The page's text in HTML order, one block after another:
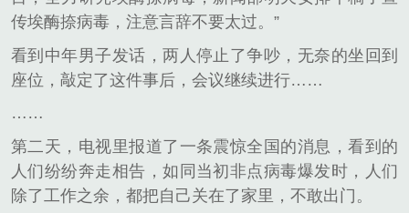
传埃酶捺病毒，注意言辞不要太过。”
看到中年男子发话，两人停止了争吵，无奈的坐回到
座位，敲定了这件事后，会议继续进行……
……
第二天，电视里报道了一条震惊全国的消息，看到的
人们纷纷奔走相告，如同当初非点病毒爆发时，人们
除了工作之余，都把自己关在了家里，不敢出门。